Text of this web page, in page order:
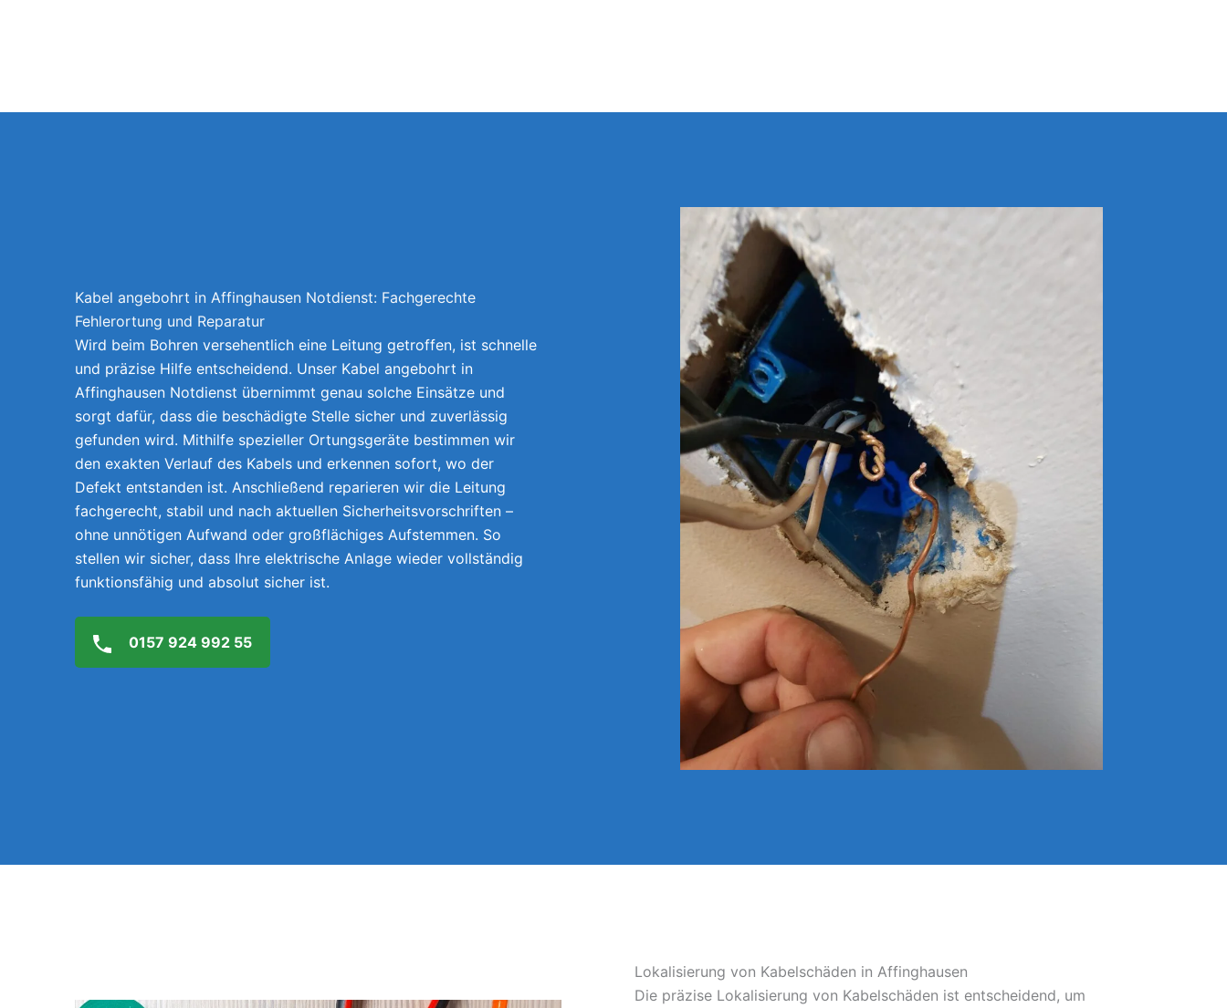
Kabel angebohrt in Affinghausen Notdienst: Fachgerechte
Fehlerortung und Reparatur
Wird beim Bohren versehentlich eine Leitung getroffen, ist schnelle
und präzise Hilfe entscheidend. Unser Kabel angebohrt in
Affinghausen Notdienst übernimmt genau solche Einsätze und
sorgt dafür, dass die beschädigte Stelle sicher und zuverlässig
gefunden wird. Mithilfe spezieller Ortungsgeräte bestimmen wir
den exakten Verlauf des Kabels und erkennen sofort, wo der
Defekt entstanden ist. Anschließend reparieren wir die Leitung
fachgerecht, stabil und nach aktuellen Sicherheitsvorschriften –
ohne unnötigen Aufwand oder großflächiges Aufstemmen. So
stellen wir sicher, dass Ihre elektrische Anlage wieder vollständig
funktionsfähig und absolut sicher ist.
0157 924 992 55
Lokalisierung von Kabelschäden in Affinghausen
Die präzise Lokalisierung von Kabelschäden ist entscheidend, um